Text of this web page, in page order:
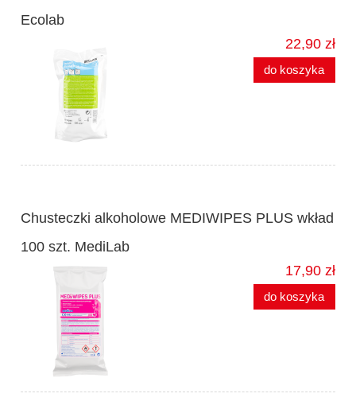
Ecolab
22,90 zł
do koszyka
Chusteczki alkoholowe MEDIWIPES PLUS wkład
100 szt. MediLab
17,90 zł
do koszyka